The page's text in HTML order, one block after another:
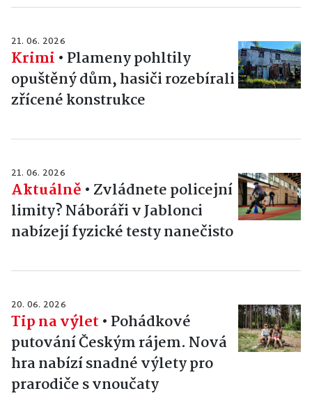
21. 06. 2026
Krimi • Plameny pohltily
opuštěný dům, hasiči rozebírali
zřícené konstrukce
21. 06. 2026
Aktuálně • Zvládnete policejní
limity? Náboráři v Jablonci
nabízejí fyzické testy nanečisto
20. 06. 2026
Tip na výlet • Pohádkové
putování Českým rájem. Nová
hra nabízí snadné výlety pro
prarodiče s vnoučaty